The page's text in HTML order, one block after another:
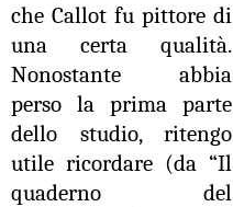
che Callot fu pittore di
una certa qualità.
Nonostante abbia
perso la prima parte
dello studio, ritengo
utile ricordare (da “Il
quaderno del